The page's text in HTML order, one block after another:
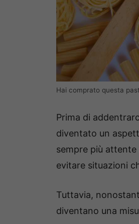
Hai comprato questa
Prima di
diventato un
sempre più
evitare situazioni
Tuttavia,
diventano una